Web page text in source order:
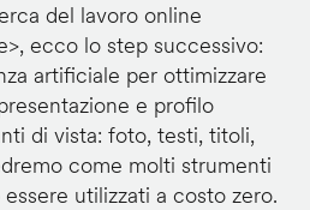
del lavoro online
>, ecco lo step successivo:
artificiale per ottimizzare
e profilo
di vista: foto, testi, titoli,
come molti strumenti
utilizzati a costo zero.